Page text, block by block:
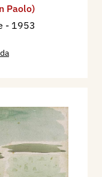
Paolo)
- 1953